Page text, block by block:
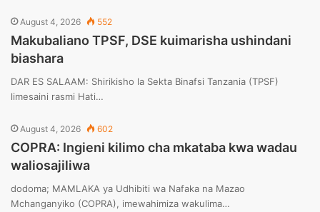
August 4, 2026 552
Makubaliano TPSF, DSE kuimarisha ushindani
biashara
DAR ES SALAAM: Shirikisho la Sekta Binafsi Tanzania (TPSF)
limesaini rasmi Hati…
August 4, 2026 602
COPRA: Ingieni kilimo cha mkataba kwa wadau
waliosajiliwa
dodoma; MAMLAKA ya Udhibiti wa Nafaka na Mazao
Mchanganyiko (COPRA), imewahimiza wakulima…